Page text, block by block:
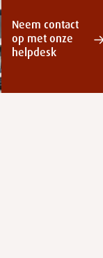
Neem contact
op met onze
helpdesk